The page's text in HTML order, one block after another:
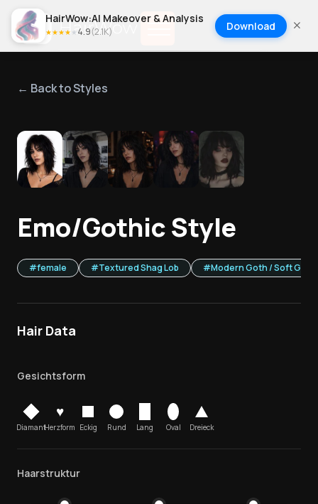
HairWow:AI Makeover & Analysis
★★★★ ★4.9(2.1K) Download
← Back to Styles
Emo/Gothic Style
#female #Textured Shag Lob #Modern Goth / Soft
Hair Data
Gesichtsform
Diamant
♥
Herzform Eckig Rund Lang Oval Dreieck
Haarstruktur